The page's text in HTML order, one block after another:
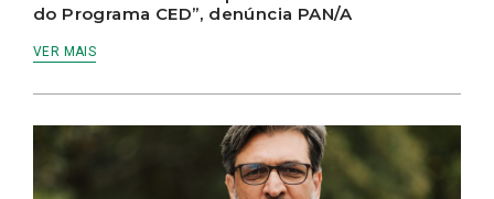
do Programa CED”, denúncia PAN/A
VER MAIS